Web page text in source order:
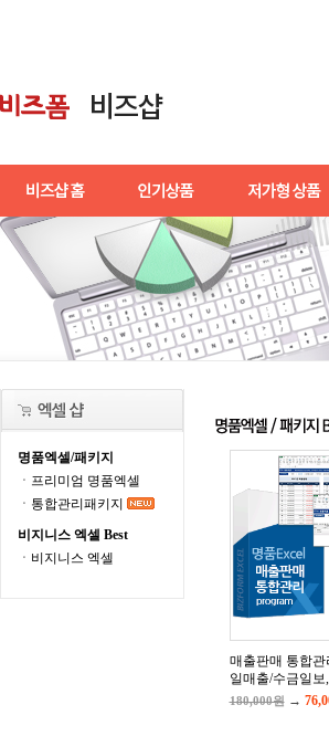
명품엑셀/패키지
ㆍ프리미엄 명품엑셀
ㆍ통합관리패키지
비지니스 엑셀 Best
ㆍ비지니스 엑셀
매출판매 통합관
일매출/수금일보
180,000원→